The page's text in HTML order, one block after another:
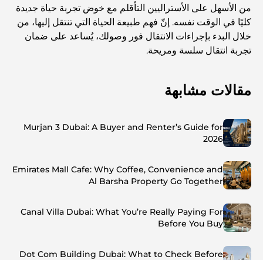
من الأسهل على الأستراليين التأقلم مع خوض تجربة حياة جديدة
كليًا في الوقت نفسه. إنّ فهم طبيعة الحياة التي تنتقل إليها، من
خلال البدء بإجراءات الانتقال فور وصولك، يُساعد على ضمان
تجربة انتقال سلسة ومريحة.
مقالات مشابهة
Murjan 3 Dubai: A Buyer and Renter’s Guide for
2026
Emirates Mall Cafe: Why Coffee, Convenience and
Al Barsha Property Go Together
Canal Villa Dubai: What You’re Really Paying For
Before You Buy
Dot Com Building Dubai: What to Check Before